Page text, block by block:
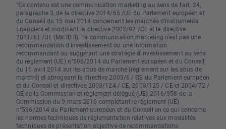
"Ce contenu est une communication marketing au sens de l'art. 24,
paragraphe 3, de la directive 2014/65 /UE du Parlement européen et
du Conseil du 15 mai 2014 concernant les marchés d'instruments
financiers et modifiant la directive 2002/92 /CE et la directive
2011/61 /UE (MiFID II). La communication marketing n'est pas une
recommandation d'investissement ou une information
recommandant ou suggérant une stratégie d'investissement au sens
du règlement (UE) n°596/2014 du Parlement européen et du Conseil
du 16 avril 2014 sur les abus de marché (règlement sur les abus de
marché) et abrogeant la directive 2003/6 / CE du Parlement européen
et du Conseil et directives 2003/124 / CE, 2003/125 / CE et 2004/72 /
CE de la Commission et règlement délégué (UE) 2016/958 de la
Commission du 9 mars 2016 complétant le règlement (UE)
n°596/2014 du Parlement européen et du Conseil en ce qui concerne
les normes techniques de réglementation relatives aux modalités
techniques de présentation objective de recommandations